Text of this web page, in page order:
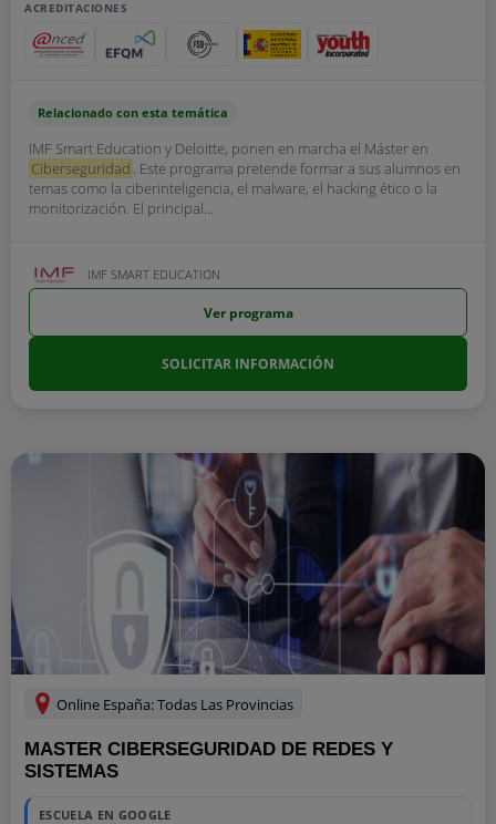
ACREDITACIONES
Relacionado con esta temática
IMF Smart Education y Deloitte, ponen en marcha el Máster en
Ciberseguridad . Este programa pretende formar a sus alumnos en
temas como la ciberinteligencia, el malware, el hacking ético o la
monitorización. El principal...
IMF SMART EDUCATION
Ver programa
SOLICITAR INFORMACIÓN
Online España: Todas Las Provincias
MASTER CIBERSEGURIDAD DE REDES Y
SISTEMAS
ESCUELA EN GOOGLE